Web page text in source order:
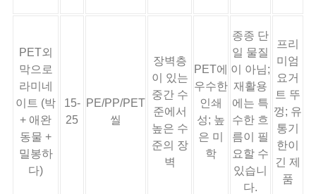
PET외
막으로
라미네
이트 (박
+ 애완
동물 +
밀봉하
다)
15-
25
PE/PP/PET
씰
장벽층
이 있는
중간 수
준에서
높은 수
준의 장
벽
PET에
우수한
인쇄
성; 높
은 미
학
종종 단
일 물질
이 아님;
재활용
에는 특
수한 흐
름이 필
요할 수
있습니
다.
프리
미엄
요거
트 뚜
껑; 유
통기
한이
긴 제
품